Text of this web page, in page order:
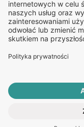
Organizator
podmiotem
kwietnia 2011 roku o
rejestru podmiotów
numerem: